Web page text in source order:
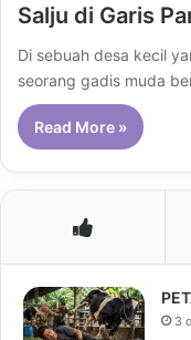
Salju di Garis
Di sebuah desa kecil
seorang gadis muda
Read More »
3